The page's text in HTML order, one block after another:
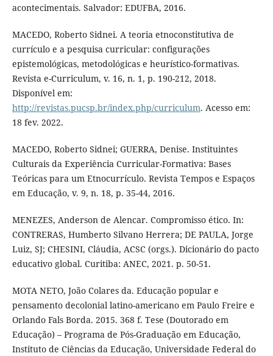
acontecimentais. Salvador: EDUFBA, 2016.
MACEDO, Roberto Sidnei. A teoria etnoconstitutiva de
currículo e a pesquisa curricular: configurações
epistemológicas, metodológicas e heurístico-formativas.
Revista e-Curriculum, v. 16, n. 1, p. 190-212, 2018.
Disponível em:
http://revistas.pucsp.br/index.php/curriculum. Acesso em:
18 fev. 2022.
MACEDO, Roberto Sidnei; GUERRA, Denise. Instituintes
Culturais da Experiência Curricular-Formativa: Bases
Teóricas para um Etnocurrículo. Revista Tempos e Espaços
em Educação, v. 9, n. 18, p. 35-44, 2016.
MENEZES, Anderson de Alencar. Compromisso ético. In:
CONTRERAS, Humberto Silvano Herrera; DE PAULA, Jorge
Luiz, SJ; CHESINI, Cláudia, ACSC (orgs.). Dicionário do pacto
educativo global. Curitiba: ANEC, 2021. p. 50-51.
MOTA NETO, João Colares da. Educação popular e
pensamento decolonial latino-americano em Paulo Freire e
Orlando Fals Borda. 2015. 368 f. Tese (Doutorado em
Educação) – Programa de Pós-Graduação em Educação,
Instituto de Ciências da Educação, Universidade Federal do